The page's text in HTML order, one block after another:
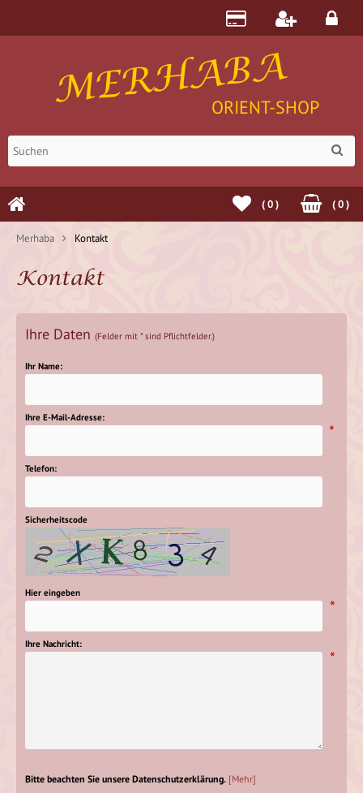
MERHABA
ORIENT-SHOP
(0)
(0)
Merhaba Kontakt
Kontakt
Ihre Daten (Felder mit * sind Pflichtfelder.)
Ihr Name:
Ihre E-Mail-Adresse:
*
Telefon:
Sicherheitscode
Hier eingeben
*
Ihre Nachricht:
*
Bitte beachten Sie unsere Datenschutzerklärung. [Mehr]